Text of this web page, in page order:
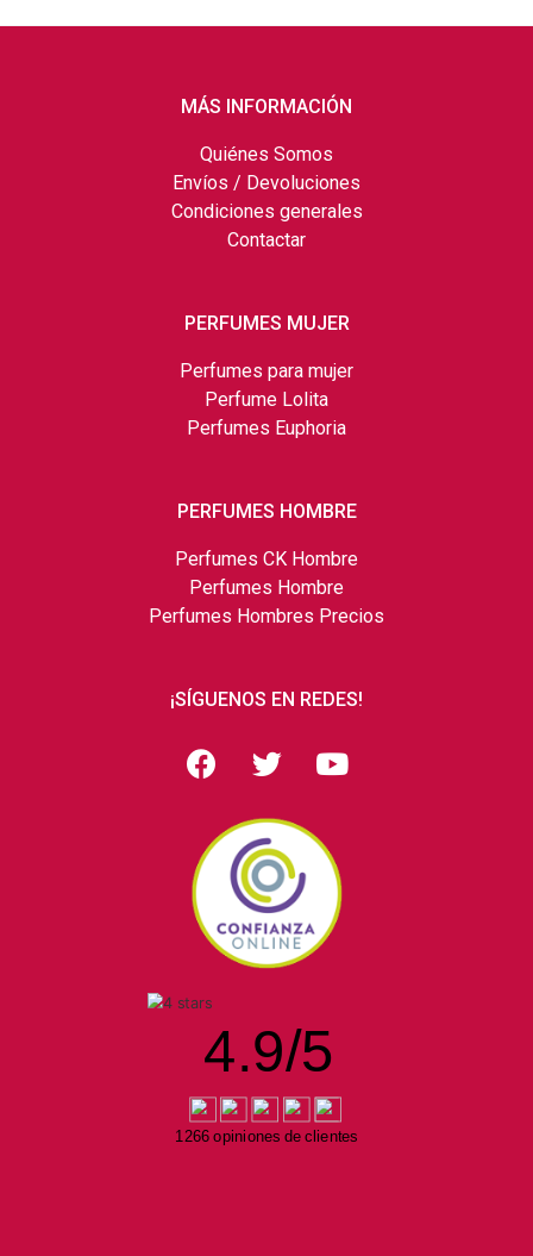
MÁS INFORMACIÓN
Quiénes Somos
Envíos / Devoluciones
Condiciones generales
Contactar
PERFUMES MUJER
Perfumes para mujer
Perfume Lolita
Perfumes Euphoria
PERFUMES HOMBRE
Perfumes CK Hombre
Perfumes Hombre
Perfumes Hombres Precios
¡SÍGUENOS EN REDES!
4.9/5
1266 opiniones de clientes